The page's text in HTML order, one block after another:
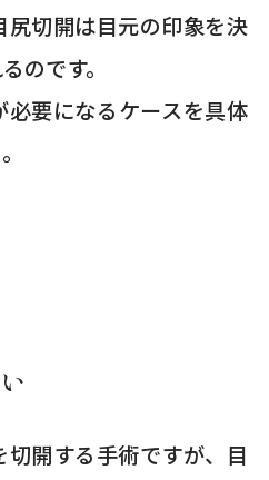
切開は目元の印象を決
のです。
要になるケースを具体
開する手術ですが、目